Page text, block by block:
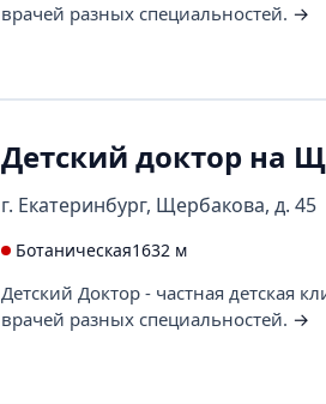
врачей разных специальностей. →
Детский доктор на
г. Екатеринбург, Щербакова, д. 45
Ботаническая1632 м
Детский Доктор - частная детская
врачей разных специальностей. →